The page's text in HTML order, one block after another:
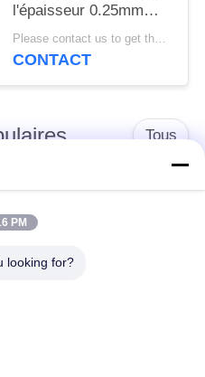
l'épaisseur 0.25mm
RJ45 SFP de cage de Please contact us to get the latest price. MOQ:Négociation
CONTACT
Tous
connecteur protégé
par rj45
PM
looking for?